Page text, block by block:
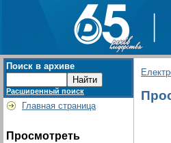
Поиск в архиве
Расширенный поиск
Главная страница
Просмотреть